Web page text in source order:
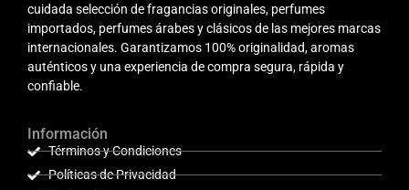
cuidada selección de fragancias originales, perfumes
importados, perfumes árabes y clásicos de las mejores marcas
internacionales. Garantizamos 100% originalidad, aromas
auténticos y una experiencia de compra segura, rápida y
confiable.
Información
Términos y Condiciones
Políticas de Privacidad